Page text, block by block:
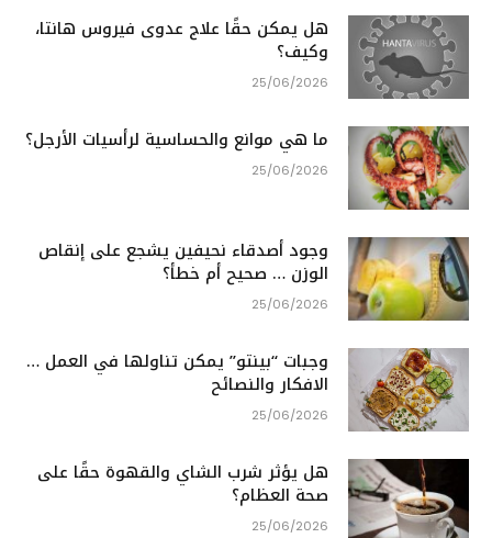
هل يمكن حقًا علاج عدوى فيروس هانتا،
وكيف؟
25/06/2026
ما هي موانع والحساسية لرأسيات الأرجل؟
25/06/2026
وجود أصدقاء نحيفين يشجع على إنقاص
الوزن … صحيح أم خطأ؟
25/06/2026
وجبات “بينتو” يمكن تناولها في العمل …
الافكار والنصائح
25/06/2026
هل يؤثر شرب الشاي والقهوة حقًا على
صحة العظام؟
25/06/2026